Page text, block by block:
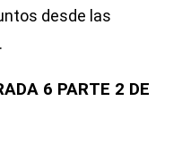
desde las
6 PARTE 2 DE